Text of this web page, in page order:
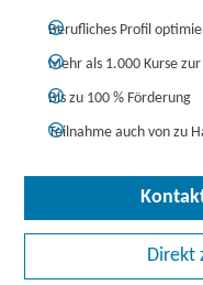
Berufliches Profil
Mehr als 1.000 Kurse
Bis zu 100 % Förderung
Teilnahme auch von zu
Direkt